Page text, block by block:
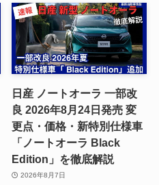
日産 ノートオーラ 一部改
良 2026年8月24日発売 変
更点・価格・新特別仕様車
「ノートオーラ Black
Edition」を徹底解説
2026年8月7日